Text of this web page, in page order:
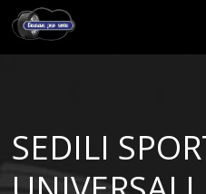
MISURE GOMME
SEDILI